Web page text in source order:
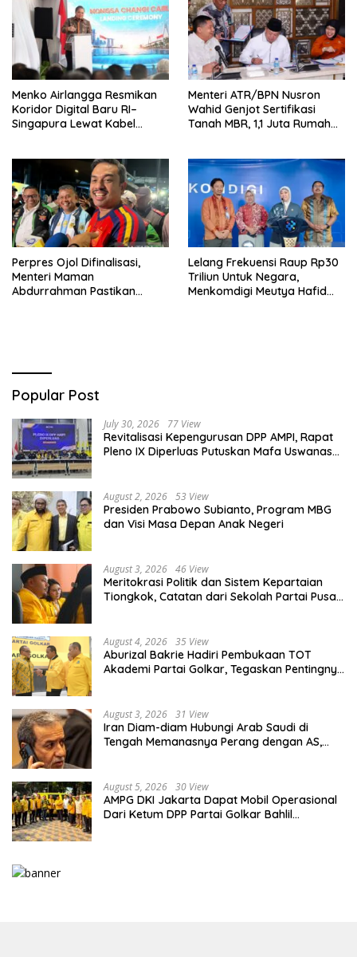
Menko Airlangga Resmikan
Koridor Digital Baru RI–
Singapura Lewat Kabel
Menteri ATR/BPN Nusron
Wahid Genjot Sertifikasi
Tanah MBR, 1,1 Juta Rumah
Perpres Ojol Difinalisasi,
Menteri Maman
Abdurrahman Pastikan
Lelang Frekuensi Raup Rp30
Triliun Untuk Negara,
Menkomdigi Meutya Hafid
Popular Post
July 30, 2026 77 View
Revitalisasi Kepengurusan DPP AMPI, Rapat
Pleno IX Diperluas Putuskan Mafa Uswanas
August 2, 2026 53 View
Presiden Prabowo Subianto, Program MBG
dan Visi Masa Depan Anak Negeri
August 3, 2026 46 View
Meritokrasi Politik dan Sistem Kepartaian
Tiongkok, Catatan dari Sekolah Partai Pusat
August 4, 2026 35 View
Aburizal Bakrie Hadiri Pembukaan TOT
Akademi Partai Golkar, Tegaskan Pentingnya
August 3, 2026 31 View
Iran Diam-diam Hubungi Arab Saudi di
Tengah Memanasnya Perang dengan AS,
August 5, 2026 30 View
AMPG DKI Jakarta Dapat Mobil Operasional
Dari Ketum DPP Partai Golkar Bahlil